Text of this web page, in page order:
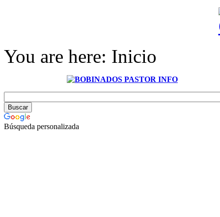
You are here: Inicio
Búsqueda personalizada